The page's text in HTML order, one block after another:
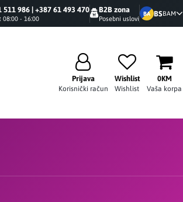
511 986 | +387 61 493 470
08:00 - 16:00
B2B zona
Posebni uslovi
BA BSBAM
Prijava
Korisnički račun
Wishlist
Wishlist
0KM
Vaša korpa